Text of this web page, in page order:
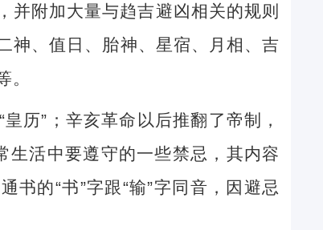
并附加大量与趋吉避凶相关的规则
神、值日、胎神、星宿、月相、吉
。
历”；辛亥革命以后推翻了帝制，
生活中要遵守的一些禁忌，其内容
书的“书”字跟“输”字同音，因避忌